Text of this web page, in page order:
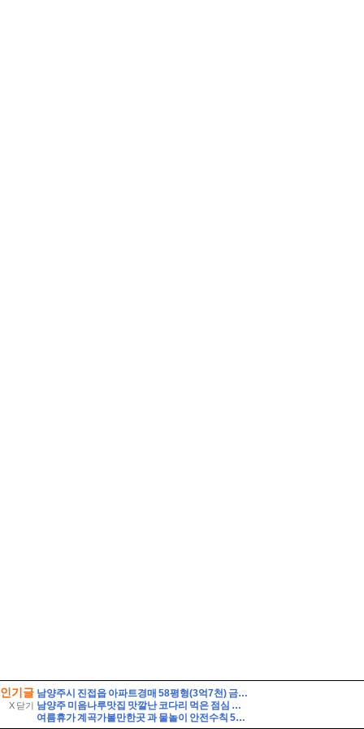
인기글
X 닫기
남양주시 진접읍 아파트경매 58평형(3억7천) 금곡리 해밀초등학교인근 신영지웰 10층 유찰2회 급매시세 남양주진접신영지웰아파트 부동산경매 매매
남양주 미음나루맛집 맛깔난 코다리 먹은 점심 모임장소
여름휴가 계곡가볼만한곳 과 물놀이 안전수칙 5가지